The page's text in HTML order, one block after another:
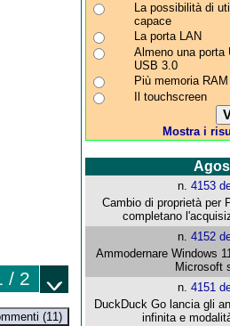
/ 2
(11)
La possibilità di
capace
La porta LAN
Almeno una porta
USB 3.0
Più memoria RAM
Il touchscreen
Mostra i
n.4153
Cambio di proprietà per
completano
n.4152
Ammodernare Windows
Microsoft
n.4151
DuckDuck Go lancia gli
infinita e